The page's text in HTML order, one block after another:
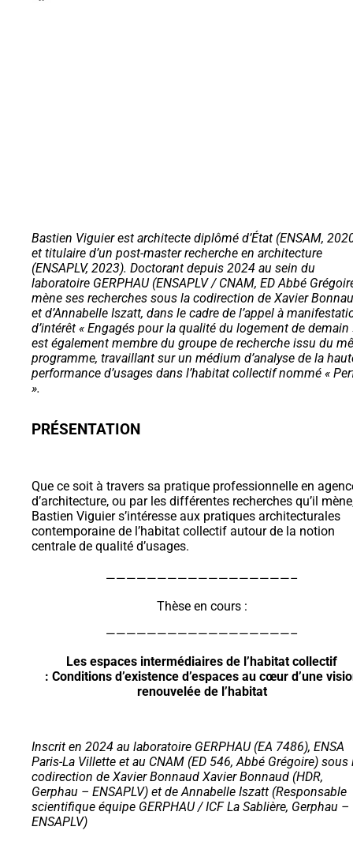
Bastien Viguier est architecte diplômé d’État (ENSAM,
et titulaire d’un post-master recherche en architecture
(ENSAPLV, 2023). Doctorant depuis 2024 au sein du
laboratoire GERPHAU (ENSAPLV / CNAM, ED Abbé
mène ses recherches sous la codirection de Xavier
et d’Annabelle Iszatt, dans le cadre de l’appel à
d’intérêt « Engagés pour la qualité du logement de demain
est également membre du groupe de recherche issu du
programme, travaillant sur un médium d’analyse de la
performance d’usages dans l’habitat collectif nommé «
».
PRÉSENTATION
Que ce soit à travers sa pratique professionnelle en
d’architecture, ou par les différentes recherches qu’il
Bastien Viguier s’intéresse aux pratiques architecturales
contemporaine de l’habitat collectif autour de la notion
centrale de qualité d’usages.
——————————————————–
Thèse en cours :
——————————————————–
Les espaces intermédiaires de l’habitat collectif
: Conditions d’existence d’espaces au cœur d’une
renouvelée de l’habitat
Inscrit en 2024 au laboratoire GERPHAU (EA 7486), ENSA
Paris-La Villette et au CNAM (ED 546, Abbé Grégoire) sous
codirection de Xavier Bonnaud Xavier Bonnaud (HDR,
Gerphau – ENSAPLV) et de Annabelle Iszatt (Responsable
scientifique équipe GERPHAU / ICF La Sablière, Gerphau –
ENSAPLV)